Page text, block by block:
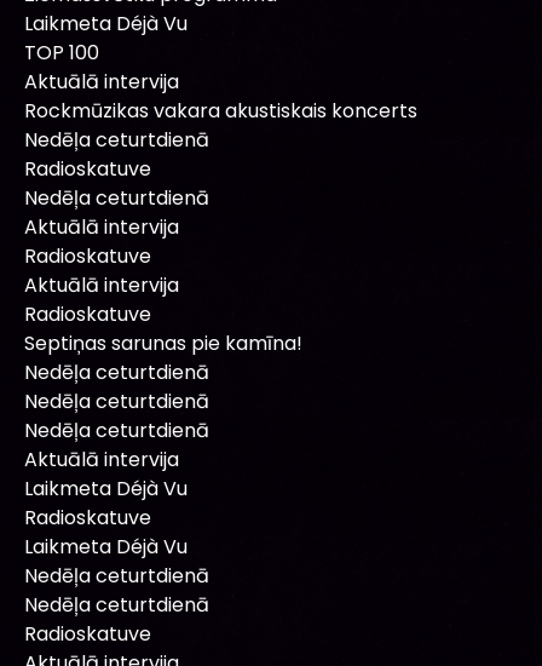
Laikmeta Déjà Vu
TOP 100
Aktuālā intervija
Rockmūzikas vakara akustiskais koncerts
Nedēļa ceturtdienā
Radioskatuve
Nedēļa ceturtdienā
Aktuālā intervija
Radioskatuve
Aktuālā intervija
Radioskatuve
Septiņas sarunas pie kamīna!
Nedēļa ceturtdienā
Nedēļa ceturtdienā
Nedēļa ceturtdienā
Aktuālā intervija
Laikmeta Déjà Vu
Radioskatuve
Laikmeta Déjà Vu
Nedēļa ceturtdienā
Nedēļa ceturtdienā
Radioskatuve